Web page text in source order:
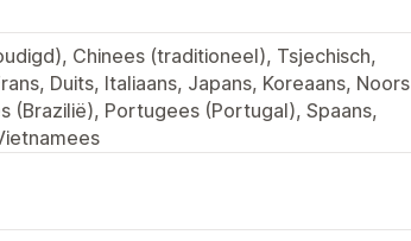
Chinees (traditioneel), Tsjechisch,
Duits, Italiaans, Japans, Koreaans, Noors
(Brazilië), Portugees (Portugal), Spaans,